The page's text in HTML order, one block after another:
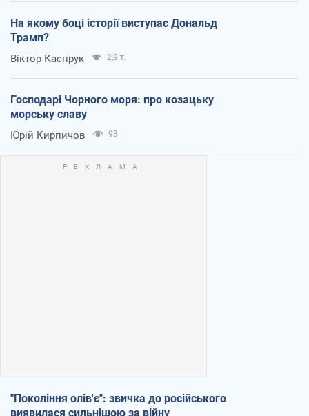
На якому боці історії виступає Дональд
Трамп?
Віктор Каспрук 2,9 т.
Господарі Чорного моря: про козацьку
морську славу
Юрій Кирпичов 93
"Покоління олів'є": звичка до російського
виявилася сильнішою за війну